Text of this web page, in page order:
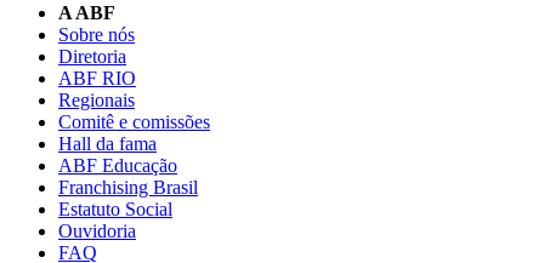
A ABF
Sobre nós
Diretoria
ABF RIO
Regionais
Comitê e comissões
Hall da fama
ABF Educação
Franchising Brasil
Estatuto Social
Ouvidoria
FAQ